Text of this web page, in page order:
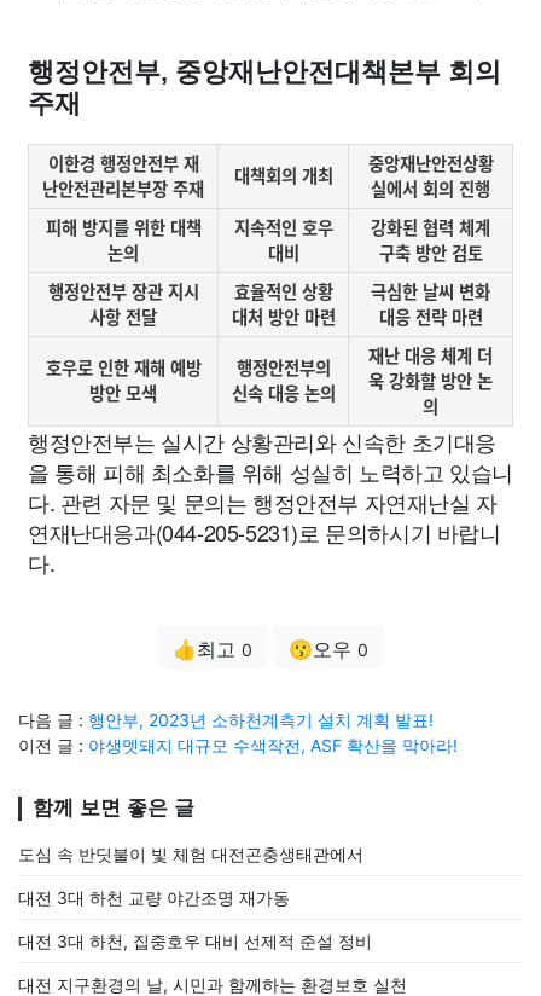
행정안전부, 중앙재난안전대책본부 회의
주재
이한경 행정안전부 재
난안전관리본부장 주재
대책회의 개최
중앙재난안전상황
실에서 회의 진행
피해 방지를 위한 대책
논의
지속적인 호우
대비
강화된 협력 체계
구축 방안 검토
행정안전부 장관 지시
사항 전달
효율적인 상황
대처 방안 마련
극심한 날씨 변화
대응 전략 마련
호우로 인한 재해 예방
방안 모색
행정안전부의
신속 대응 논의
재난 대응 체계 더
욱 강화할 방안 논
의
행정안전부는 실시간 상황관리와 신속한 초기대응
을 통해 피해 최소화를 위해 성실히 노력하고 있습니
다. 관련 자문 및 문의는 행정안전부 자연재난실 자
연재난대응과(044-205-5231)로 문의하시기 바랍니
다.
👍최고 0 😗오우 0
다음 글 : 행안부, 2023년 소하천계측기 설치 계획 발표!
이전 글 : 야생멧돼지 대규모 수색작전, ASF 확산을 막아라!
함께 보면 좋은 글
도심 속 반딧불이 빛 체험 대전곤충생태관에서
대전 3대 하천 교량 야간조명 재가동
대전 3대 하천, 집중호우 대비 선제적 준설 정비
대전 지구환경의 날, 시민과 함께하는 환경보호 실천